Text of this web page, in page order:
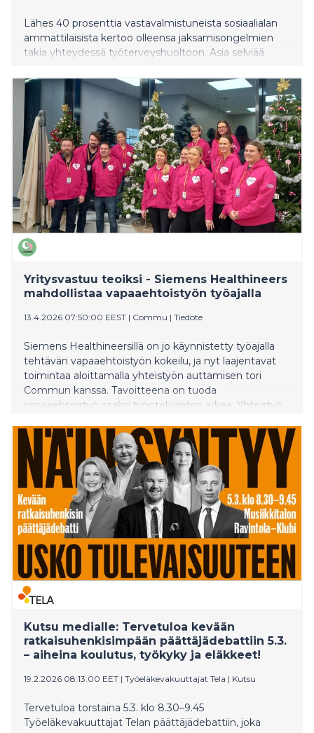
Lähes 40 prosenttia vastavalmistuneista sosiaalialan
ammattilaisista kertoo olleensa jaksamisongelmien
takia yhteydessä työterveyshuoltoon. Asia selviää
Talentian Vastavalmistuneiden urapolut 2025 -
selvityksestä.
Yritysvastuu teoiksi - Siemens Healthineers
mahdollistaa vapaaehtoistyön työajalla
13.4.2026 07:50:00 EEST | Commu | Tiedote
Siemens Healthineersillä on jo käynnistetty työajalla
tehtävän vapaaehtoistyön kokeilu, ja nyt laajentavat
toimintaa aloittamalla yhteistyön auttamisen tori
Commun kanssa. Tavoitteena on tuoda
vapaaehtoistyö osaksi työntekijöiden arkea. Yhteistyö
yhteiskunnalliseen hyvään työajalla ja vahvistaa
samalla työn merkityksellisyyttä, yhteisöllisyyttä ja
yrityksen vastuullisuustyötä.
Kutsu medialle: Tervetuloa kevään
ratkaisuhenkisimpään päättäjädebattiin 5.3.
– aiheina koulutus, työkyky ja eläkkeet!
19.2.2026 08:13:00 EET | Työeläkevakuuttajat Tela | Kutsu
Tervetuloa torstaina 5.3. klo 8.30–9.45
Työeläkevakuuttajat Telan päättäjädebattiin, joka